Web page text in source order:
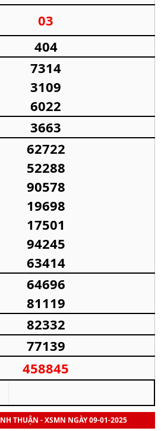
03
404
7314
3109
6022
3663
62722
52288
90578
19698
17501
94245
63414
64696
81119
82332
77139
458845
THUẬN - XSMN NGÀY 09-01-2025